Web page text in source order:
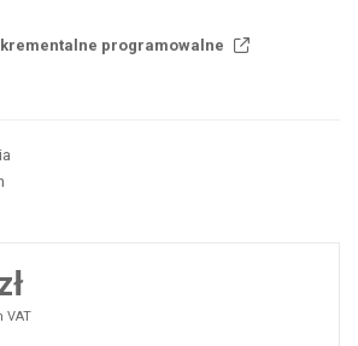
programowalne
VAT